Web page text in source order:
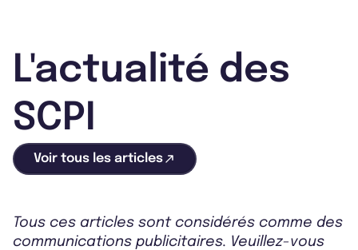
L'actualité des
SCPI
Voir tous les articles
Tous ces articles sont considérés comme des
communications publicitaires. Veuillez-vous